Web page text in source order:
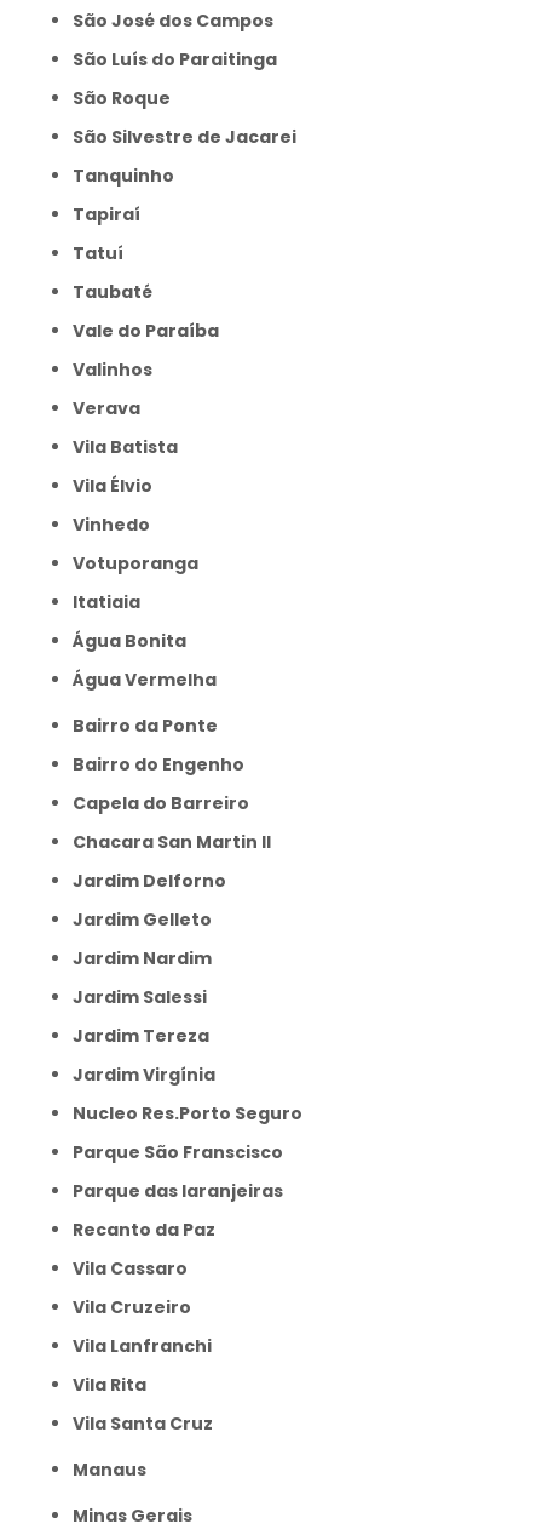
São José dos Campos
São Luís do Paraitinga
São Roque
São Silvestre de Jacarei
Tanquinho
Tapiraí
Tatuí
Taubaté
Vale do Paraíba
Valinhos
Verava
Vila Batista
Vila Élvio
Vinhedo
Votuporanga
itatiaia
Água Bonita
Água Vermelha
Bairro da Ponte
Bairro do Engenho
Capela do Barreiro
Chacara San Martin II
Jardim Delforno
Jardim Gelleto
Jardim Nardim
Jardim Salessi
Jardim Tereza
Jardim Virgínia
Nucleo Res.Porto Seguro
Parque São Franscisco
Parque das laranjeiras
Recanto da Paz
Vila Cassaro
Vila Cruzeiro
Vila Lanfranchi
Vila Rita
Vila Santa Cruz
Manaus
Minas Gerais